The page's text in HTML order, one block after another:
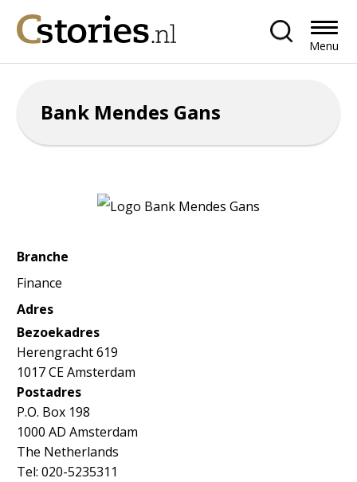
Menu
Bank Mendes Gans
Branche
Finance
Adres
Bezoekadres
Herengracht 619
1017 CE Amsterdam
Postadres
P.O. Box 198
1000 AD Amsterdam
The Netherlands
Tel: 020-5235311